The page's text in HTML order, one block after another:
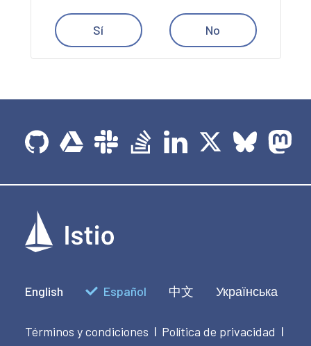
Sí No
English Español 中文 Українська
Términos y condiciones | Política de privacidad |